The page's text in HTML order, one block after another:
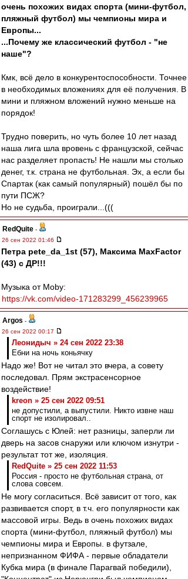
очень похожих видах спорта (мини-футбол,
пляжный футбол) мы чемпионы мира и
Европы...
...Почему же классический футбол - "не
наше"?
Кмк, всё дело в конкурентоспособности. Точнее
в необходимых вложениях для её получения. В
мини и пляжном вложений нужно меньше на
порядок!
Трудно поверить, но чуть более 10 лет назад
наша лига шла вровень с французской, сейчас
нас разделяет пропасть! Не нашли мы столько
денег, т.к. страна не футбольная. Эх, а если бы
Спартак (как самый популярный) пошёл бы по
пути ПСЖ?
Но не судьба, проиграли...(((
RedQuite -
26 сен 2022 01:46
Петра pete_da_1st (57), Максима MaxFactor
(43) с ДР!!!
Музыка от Moby:
https://vk.com/video-171283299_456239965
Argos -
26 сен 2022 00:17
Леонидыч » 24 сен 2022 23:38
Ебни на ночь коньячку
Надо же! Вот не читал это вчера, а совету
последовал. Прям экстрасенсорное
воздействие!
kreon » 25 сен 2022 09:51
не допустили, а выпустили. Никто извне наш
спорт не изолировал..
Соглашусь с Юлей: нет разницы, заперли ли
дверь на засов снаружи или ключом изнутри -
результат тот же, изоляция.
RedQuite » 25 сен 2022 11:53
Россия - просто не футбольная страна, от
слова совсем.
Не могу согласиться. Всё зависит от того, как
развивается спорт, в т.ч. его популярности как
массовой игры. Ведь в очень похожих видах
спорта (мини-футбол, пляжный футбол) мы
чемпионы мира и Европы. в футзале,
непризнанном ФИФА - первые обладатели
Кубка мира (в финале Парагвай победили),